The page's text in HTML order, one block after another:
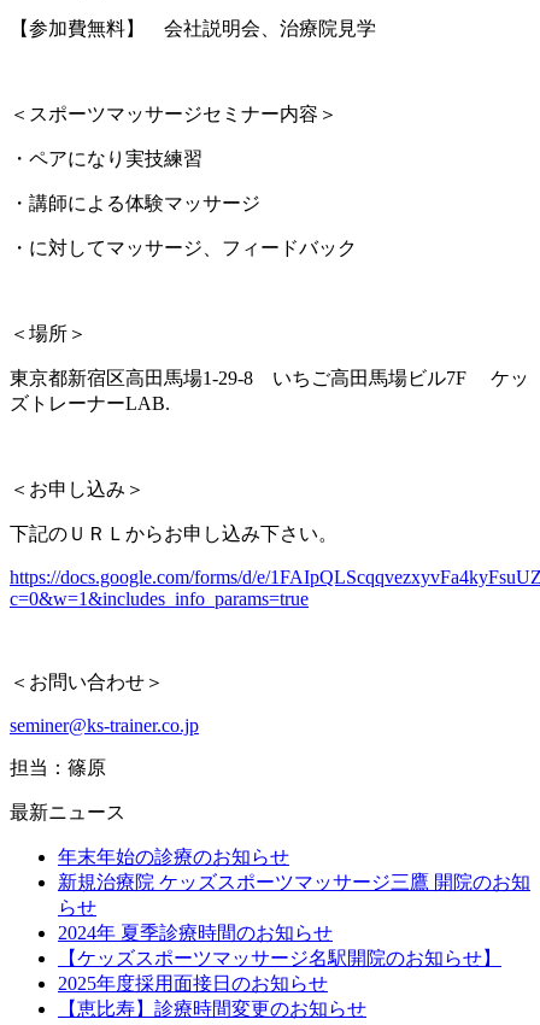
【参加費無料】 会社説明会、治療院見学
＜スポーツマッサージセミナー内容＞
・ペアになり実技練習
・講師による体験マッサージ
・に対してマッサージ、フィードバック
＜場所＞
東京都新宿区高田馬場1-29-8 いちご高田馬場ビル7F ケッ
ズトレーナーLAB.
＜お申し込み＞
下記のＵＲＬからお申し込み下さい。
https://docs.google.com/forms/d/e/
c=0&w=1&includes_info_params=true
＜お問い合わせ＞
seminer@ks-trainer.co.jp
担当：篠原
最新ニュース
年末年始の診療のお知らせ
新規治療院 ケッズスポーツマッサージ三鷹 開院のお知
らせ
2024年 夏季診療時間のお知らせ
【ケッズスポーツマッサージ名駅開院のお知らせ】
2025年度採用面接日のお知らせ
【恵比寿】診療時間変更のお知らせ